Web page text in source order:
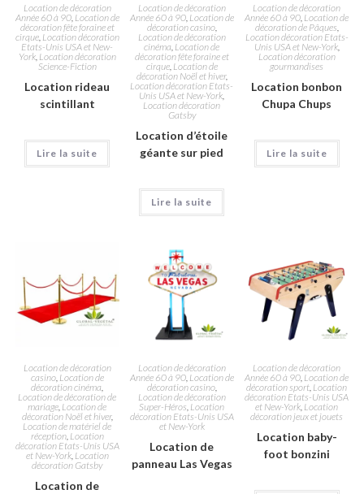
Location de décoration
Année 60 à 90, Location de
décoration fête foraine et
cirque, Location décoration
Etats-Unis USA et New-
York, Location décoration
Science-Fiction
Location rideau
scintillant
Lire la suite
Location de décoration
Année 60 à 90, Location de
décoration casino,
Location de décoration
cinéma Location de
décoration fête foraine et
cirque, Location de
décoration Noël et hiver,
Location décoration Etats-
Unis USA et New-York
Location décoration
Gatsby
Location d’étoile
géante sur pied
Lire la suite
Location de décoration
Année 60 à 90 Location de
décoration de Pâques
Location décoration Etats-
Unis USA et New-York,
Location décoration
gourmandises
Location bonbon
Chupa Chups
Lire la suite
Location de décoration
casino, Location de
décoration cinéma
Location de décoration de
mariage Location de
décoration Noël et hiver,
Location de matériel de
réception, Location
décoration Etats-Unis USA
et New-York, Location
décoration Gatsby
Location de
Location de décoration
Année 60 à 90, Location de
décoration casino,
Location de décoration
Super-Héros Location
décoration Etats-Unis USA
et New-York
Location de
panneau Las Vegas
Location de décoration
Année 60 à 90 Location de
décoration sport Location
décoration Etats-Unis USA
et New-York Location
décoration jeux et jouets
Location baby-
foot bonzini